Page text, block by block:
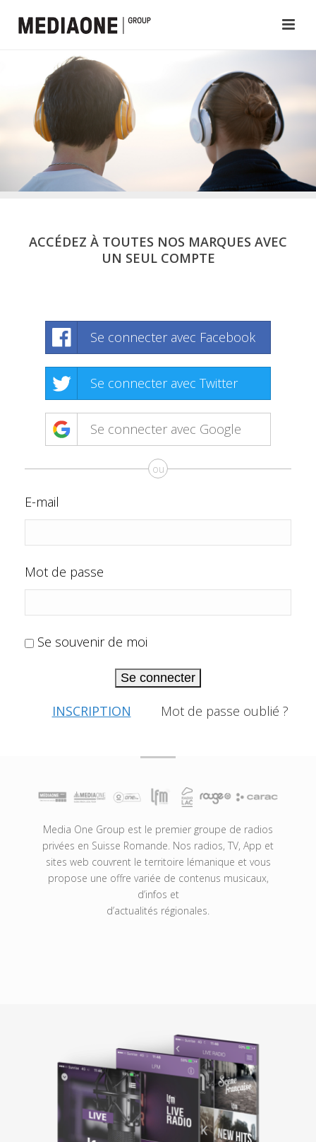
ACCÉDEZ À TOUTES NOS MARQUES AVEC
UN SEUL COMPTE
Se connecter avec Facebook
Se connecter avec Twitter
Se connecter avec Google
ou
E-mail
Mot de passe
Se souvenir de moi
Se connecter
INSCRIPTION Mot de passe oublié ?
Media One Group est le premier groupe de radios
privées en Suisse Romande. Nos radios, TV, App et
sites web couvrent le territoire lémanique et vous
propose une offre variée de contenus musicaux,
d’infos et
d’actualités régionales.